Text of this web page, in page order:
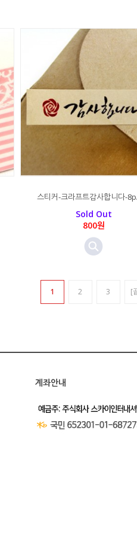
스티커-크라프트감사합니다-
Sold Out
800원
1 2 3 [
계좌안내